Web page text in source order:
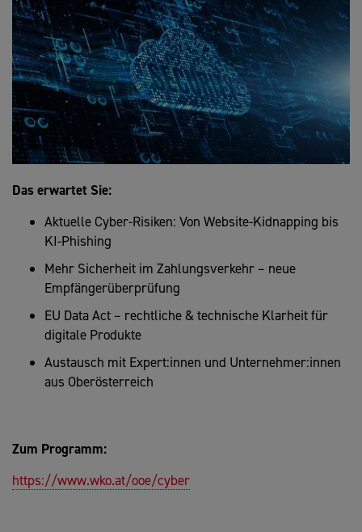
Das erwartet Sie:
Aktuelle Cyber-Risiken: Von Website-Kidnapping bis
KI-Phishing
Mehr Sicherheit im Zahlungsverkehr – neue
Empfängerüberprüfung
EU Data Act – rechtliche & technische Klarheit für
digitale Produkte
Austausch mit Expert:innen und Unternehmer:innen
aus Oberösterreich
Zum Programm:
https://www.wko.at/ooe/cyber